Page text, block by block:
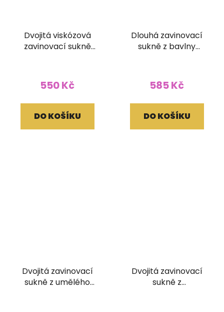
Dvojitá viskózová
zavinovací sukně
550 Kč
DO KOŠÍKU
Dlouhá zavinovací
sukně z bavlny
585 Kč
DO KOŠÍKU
Dvojitá zavinovací
sukně z umělého
Dvojitá zavinovací
sukně z